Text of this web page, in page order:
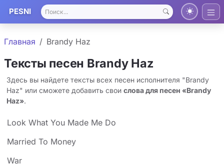
PESNI
Главная Brandy Haz
Тексты песен Brandy Haz
Здесь вы найдете тексты всех песен исполнителя "Brandy
Haz" или сможете добавить свои слова для песен «Brandy
Haz».
Look What You Made Me Do
Married To Money
War